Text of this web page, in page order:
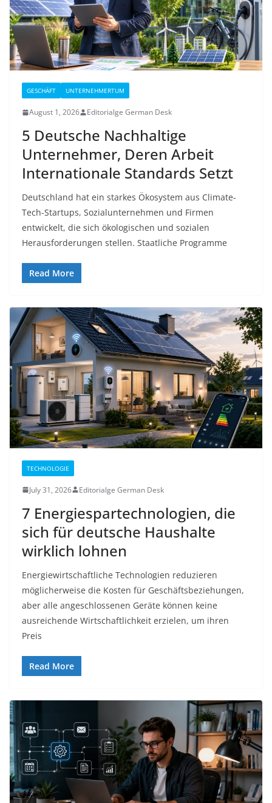
GESCHÄFT UNTERNEHMERTUM
August 1, 2026 Editorialge German Desk
5 Deutsche Nachhaltige
Unternehmer, Deren Arbeit
Internationale Standards Setzt
Deutschland hat ein starkes Ökosystem aus Climate-
Tech-Startups, Sozialunternehmen und Firmen
entwickelt, die sich ökologischen und sozialen
Herausforderungen stellen. Staatliche Programme
Read More
TECHNOLOGIE
July 31, 2026 Editorialge German Desk
7 Energiespartechnologien, die
sich für deutsche Haushalte
wirklich lohnen
Energiewirtschaftliche Technologien reduzieren
möglicherweise die Kosten für Geschäftsbeziehungen,
aber alle angeschlossenen Geräte können keine
ausreichende Wirtschaftlichkeit erzielen, um ihren
Preis
Read More